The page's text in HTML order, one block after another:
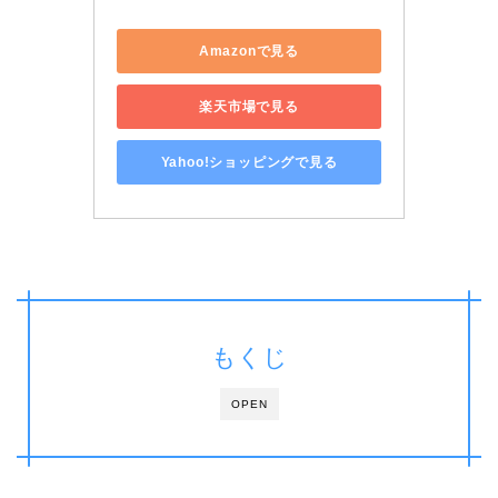
Amazonで見る
楽天市場で見る
Yahoo!ショッピングで見る
OPEN
もくじ